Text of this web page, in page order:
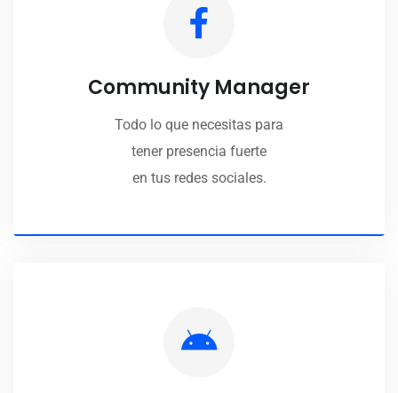
Community Manager
Todo lo que necesitas para
tener presencia fuerte
en tus redes sociales.